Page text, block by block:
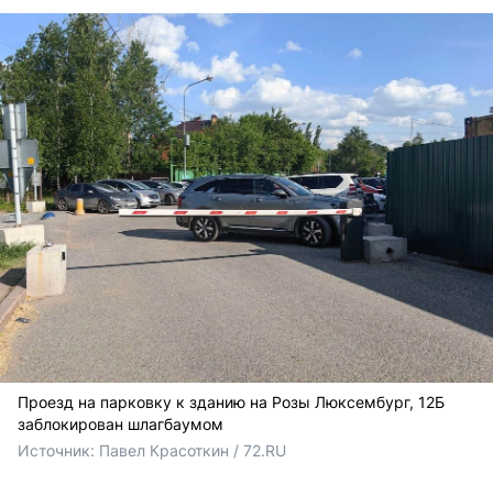
Проезд на парковку к зданию на Розы Люксембург, 12Б
заблокирован шлагбаумом
Источник: Павел Красоткин / 72.RU